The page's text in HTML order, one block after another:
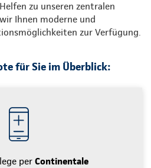
zu unseren zentralen
Ihnen moderne und
zur Verfügung.
für Sie im Überblick:
per Continentale